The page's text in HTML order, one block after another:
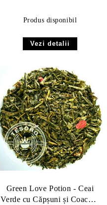
Produs disponibil
Vezi detalii
Green Love Potion - Ceai
Verde cu Căpșuni și Coacăze